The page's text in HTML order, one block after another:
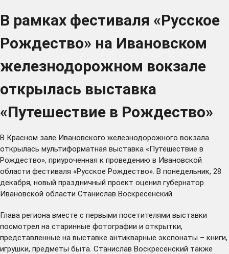
В рамках фестиваля «Русское
Рождество» на Ивановском
железнодорожном вокзале
открылась выставка
«Путешествие в Рождество»
В Красном зале Ивановского железнодорожного вокзала
открылась мультиформатная выставка «Путешествие в
Рождество», приуроченная к проведению в Ивановской
области фестиваля «Русское Рождество». В понедельник, 28
декабря, новый праздничный проект оценил губернатор
Ивановской области Станислав Воскресенский.
Глава региона вместе с первыми посетителями выставки
посмотрел на старинные фотографии и открытки,
представленные на выставке антикварные экспонаты – книги,
игрушки, предметы быта. Станислав Воскресенский также